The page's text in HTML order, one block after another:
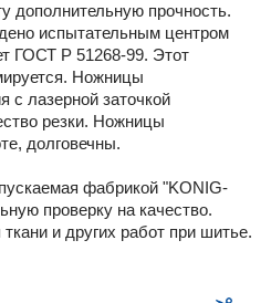
дополнительную прочность.
испытательным центром
ГОСТ Р 51268-99. Этот
Ножницы
с лазерной заточкой
резки. Ножницы
долговечны.
фабрикой "KONIG-
проверку на качество.
и других работ при шитье.